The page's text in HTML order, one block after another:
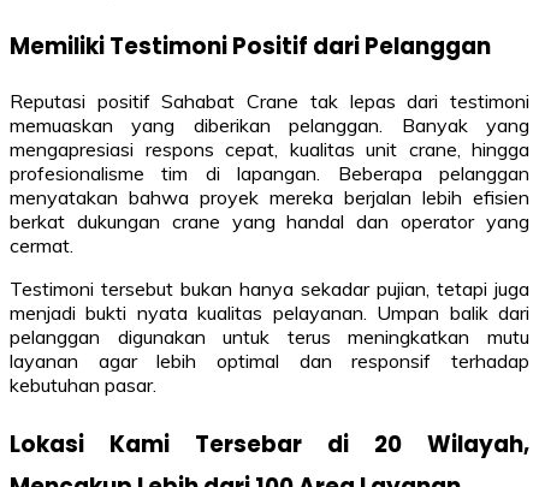
Memiliki Testimoni Positif dari Pelanggan
Reputasi positif Sahabat Crane tak lepas dari testimoni
memuaskan yang diberikan pelanggan. Banyak yang
mengapresiasi respons cepat, kualitas unit crane, hingga
profesionalisme tim di lapangan. Beberapa pelanggan
menyatakan bahwa proyek mereka berjalan lebih efisien
berkat dukungan crane yang handal dan operator yang
cermat.
Testimoni tersebut bukan hanya sekadar pujian, tetapi juga
menjadi bukti nyata kualitas pelayanan. Umpan balik dari
pelanggan digunakan untuk terus meningkatkan mutu
layanan agar lebih optimal dan responsif terhadap
kebutuhan pasar.
Lokasi Kami Tersebar di 20 Wilayah,